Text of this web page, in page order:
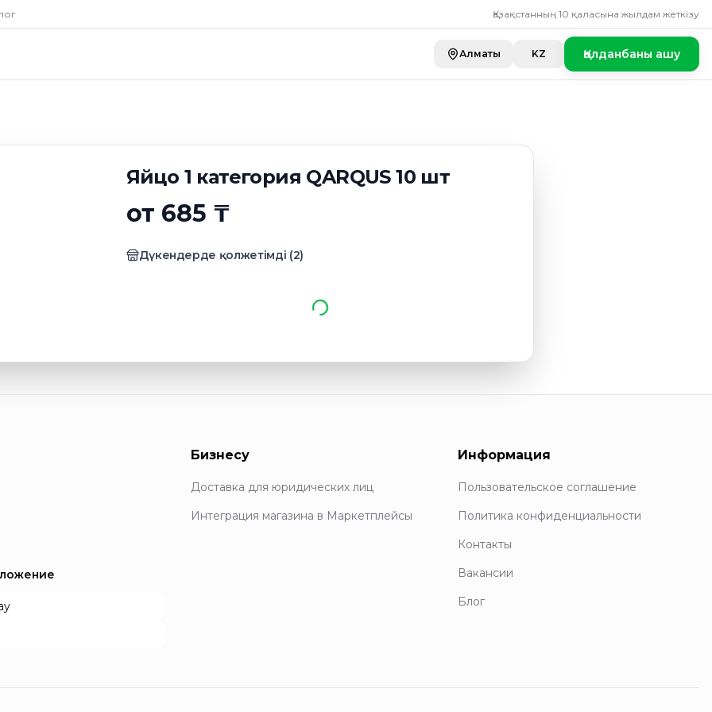
Қазақстанның 10 қаласына жылдам жеткізу
Алматы KZ Қолданбаны ашу
Яйцо 1 категория QARQUS 10 шт
от 685 ₸
Дүкендерде қолжетімді (2)
QARQUS 10 шт
Бизнесу
Доставка для юридических лиц
Интеграция магазина в Маркетплейсы
Информация
Пользовательское соглашение
Политика конфиденциальности
Контакты
Вакансии
Блог